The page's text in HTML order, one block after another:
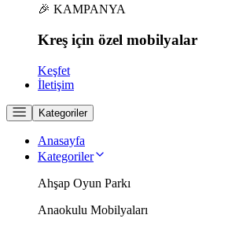
🎉 KAMPANYA
Kreş için özel mobilyalar
Keşfet
İletişim
Kategoriler
Anasayfa
Kategoriler
Ahşap Oyun Parkı
Anaokulu Mobilyaları